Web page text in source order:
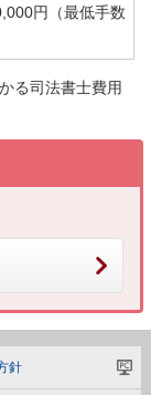
円（最低手数
る司法書士費用
針